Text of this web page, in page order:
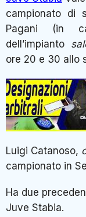
campionato di
Pagani (in
dell’impianto
ore 20 e 30 allo
Luigi Catanoso,
campionato in
Ha due
Juve Stabia.